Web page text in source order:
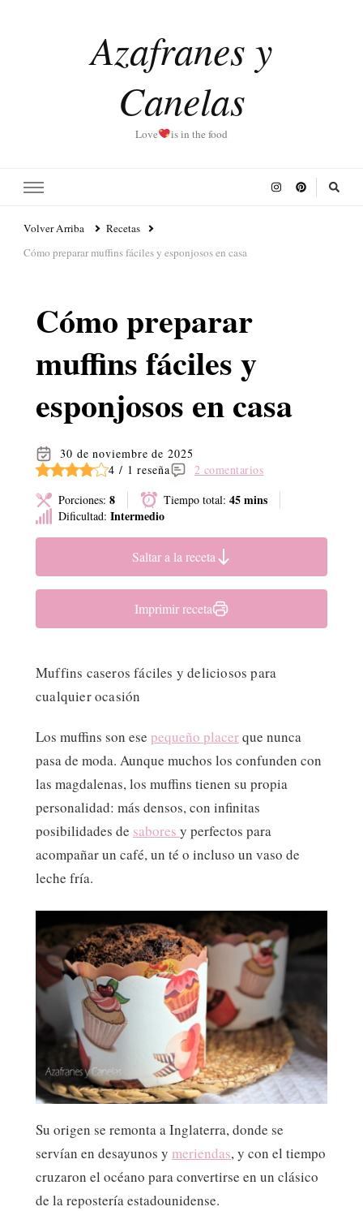
Azafranes y
Canelas
Love is in the food
Volver Arriba
Recetas
Cómo preparar muffins fáciles y esponjosos en casa
Cómo preparar
muffins fáciles y
esponjosos en casa
30 de noviembre de 2025
4 / 1 reseña
2 comentarios
Porciones: 8 Tiempo total: 45 mins
Dificultad: Intermedio
Saltar a la receta
Imprimir receta
Muffins caseros fáciles y deliciosos para
cualquier ocasión
Los muffins son ese pequeño placerque nunca
pasa de moda. Aunque muchos los confunden con
las magdalenas, los muffins tienen su propia
personalidad: más densos, con infinitas
posibilidades de sabores y perfectos para
acompañar un café, un té o incluso un vaso de
leche fría.
Su origen se remonta a Inglaterra, donde se
servían en desayunos y meriendas, y con el tiempo
cruzaron el océano para convertirse en un clásico
de la repostería estadounidense.